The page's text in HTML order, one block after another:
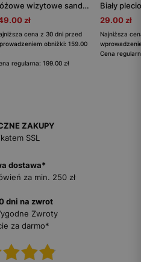
Różowe wizytowe sandały dziewczęce z motylkiem
zł
cena z 30 dni przed
obniżki: 159.00
regularna: 199.00 zł
29.00 zł
Najniższa
Cena
ZAKUPY
SSL
dostawa*
za min. 250 zł
dni na zwrot
Zwroty
za darmo*